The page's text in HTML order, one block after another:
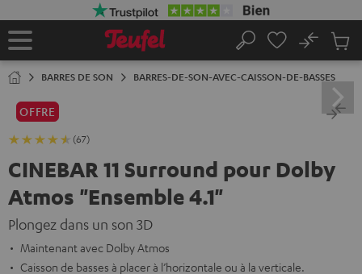
Page
Rechercher
No
du
panier
BARRES DE SON BARRES-DE-SON-AVEC-CAISSON-DE-BASSES
OFFRE
(67)
CINEBAR 11 Surround pour Dolby
Atmos "Ensemble 4.1"
Plongez dans un son 3D
Maintenant avec Dolby Atmos
Caisson de basses à placer à l’horizontale ou à la verticale.